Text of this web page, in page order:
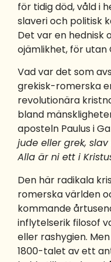
för tidig död, våld i
slaveri och politisk
Det var en hednisk
ojämlikhet, för utan
Vad var det som
grekisk-romerska
revolutionära
bland
aposteln Paulus i
jude eller grek,
Alla är ni ett i
Den här radikala
romerska världen
kommande
inflytelserik filosof
eller rashygien.
1800-talet av ett